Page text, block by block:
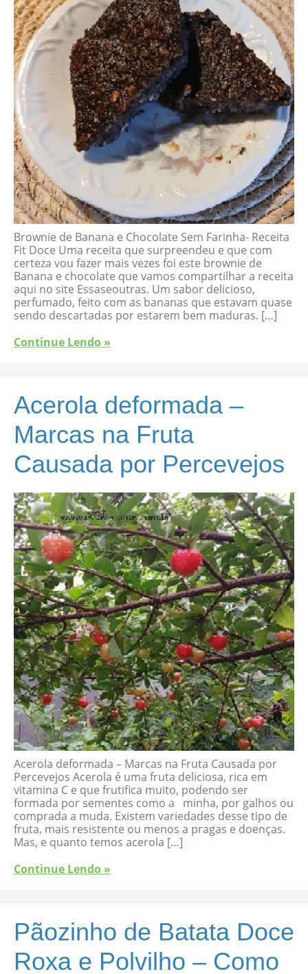
Brownie de Banana e Chocolate Sem Farinha- Receita
Fit Doce Uma receita que surpreendeu e que com
certeza vou fazer mais vezes foi este brownie de
Banana e chocolate que vamos compartilhar a receita
aqui no site Essaseoutras. Um sabor delicioso,
perfumado, feito com as bananas que estavam quase
sendo descartadas por estarem bem maduras. […]
Continue Lendo »
Acerola deformada –
Marcas na Fruta
Causada por Percevejos
Acerola deformada – Marcas na Fruta Causada por
Percevejos Acerola é uma fruta deliciosa, rica em
vitamina C e que frutifica muito, podendo ser
formada por sementes como a minha, por galhos ou
comprada a muda. Existem variedades desse tipo de
fruta, mais resistente ou menos a pragas e doenças.
Mas, e quanto temos acerola […]
Continue Lendo »
Pãozinho de Batata Doce
Roxa e Polvilho – Como